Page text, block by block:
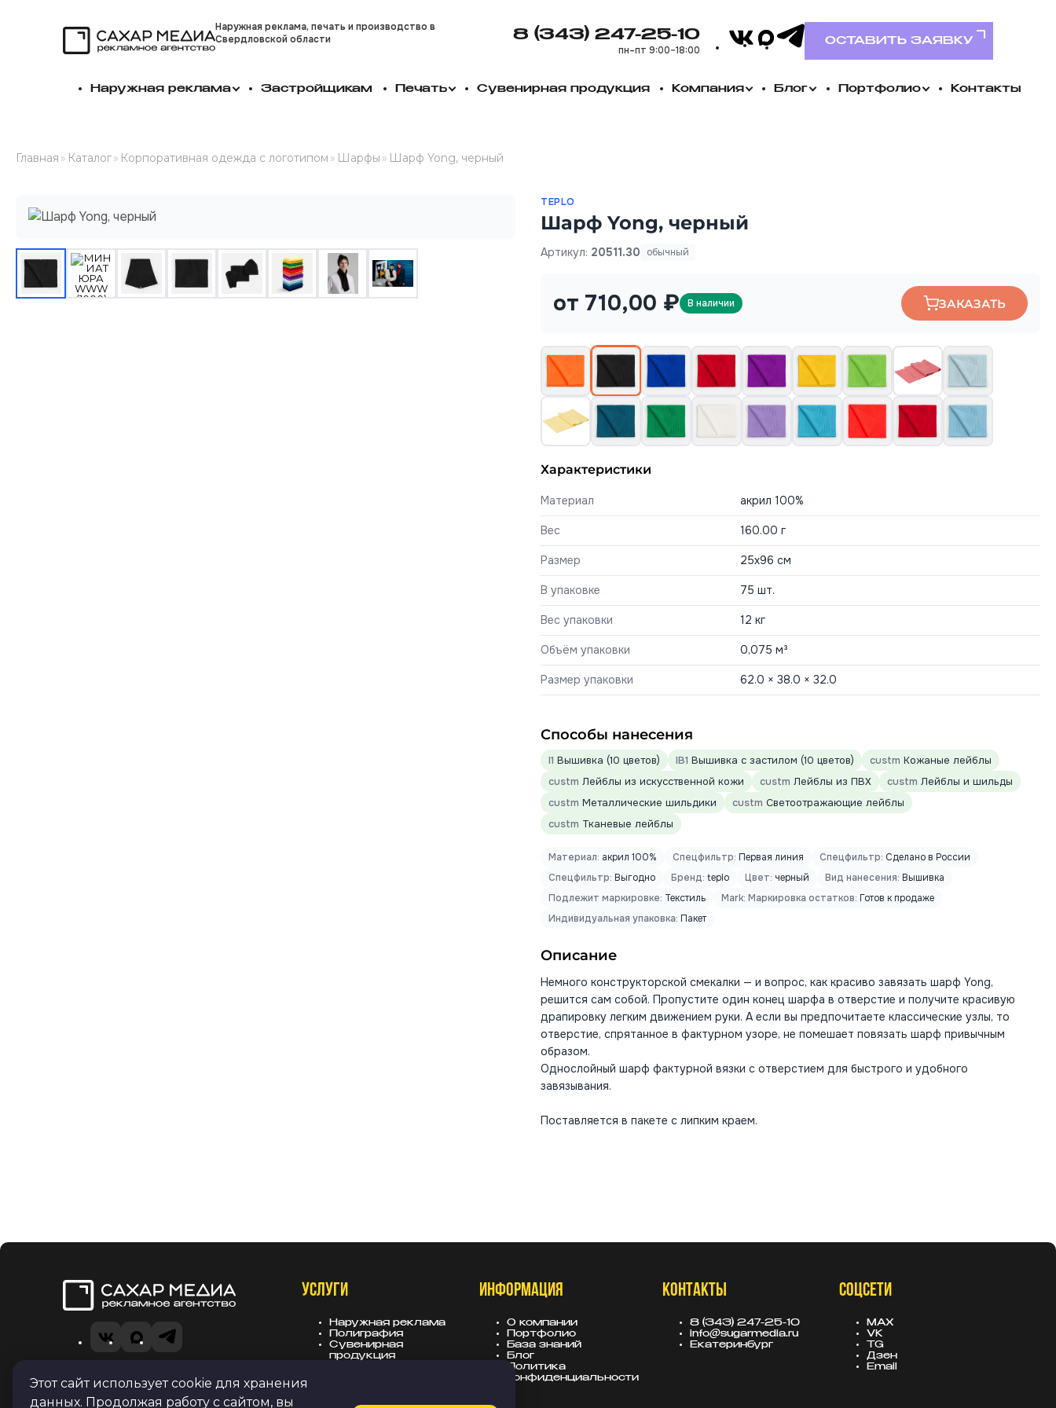
Наружная реклама, печать и производство в
Свердловской области
8 (343) 247-25-10
пн–пт 9:00–18:00
VK Telegram
MAX
ОСТАВИТЬ ЗАЯВКУ
Наружная реклама Застройщикам Печать Сувенирная продукция Компания Блог Портфолио Контакты
Главная » Каталог» Корпоративная одежда с логотипом » Шарфы » Шарф Yong, черный
TEPLO
Шарф Yong, черный
Артикул: 20511.30 обычный
от 710,00 ₽ В наличии ЗАКАЗАТЬ
Характеристики
Материал акрил 100%
Вес 160.00 г
Размер 25х96 см
В упаковке 75 шт.
Вес упаковки 12 кг
Объём упаковки 0,075 м³
Размер упаковки 62.0 × 38.0 × 32.0
Способы нанесения
I1 Вышивка (10 цветов) IB1 Вышивка с застилом (10 цветов) custm Кожаные лейблы
custm Лейблы из искусственной кожи custm Лейблы из ПВХ custm Лейблы и шильды
custm Металлические шильдики custm Светоотражающие лейблы
custm Тканевые лейблы
Материал: акрил 100% Спецфильтр: Первая линия Спецфильтр: Сделано в России
Спецфильтр: Выгодно Бренд: teplo Цвет: черный Вид нанесения: Вышивка
Подлежит маркировке: Текстиль Mark: Маркировка остатков: Готов к продаже
Индивидуальная упаковка: Пакет
Описание
Немного конструкторской смекалки — и вопрос, как красиво завязать шарф Yong,
решится сам собой. Пропустите один конец шарфа в отверстие и получите красивую
драпировку легким движением руки. А если вы предпочитаете классические узлы, то
отверстие, спрятанное в фактурном узоре, не помешает повязать шарф привычным
образом.
Однослойный шарф фактурной вязки с отверстием для быстрого и удобного
завязывания.
Поставляется в пакете с липким краем.
VK Telegram
MAX
Политика в отношении обработки
персональных данных
УСЛУГИ
Наружная реклама
Полиграфия
Сувенирная
продукция
ИНФОРМАЦИЯ
О компании
Портфолио
База знаний
Блог
Политика
конфиденциальности
КОНТАКТЫ
8 (343) 247-25-10
info@sugarmedia.ru
Екатеринбург
СОЦСЕТИ
MAX
VK
TG
Дзен
Email
Этот сайт использует cookie для хранения
данных. Продолжая работу с сайтом, вы